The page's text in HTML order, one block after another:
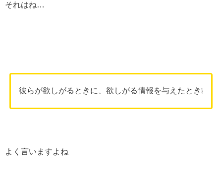
それはね…
彼らが欲しがるときに、欲しがる情報を与えたとき❕
よく言いますよね